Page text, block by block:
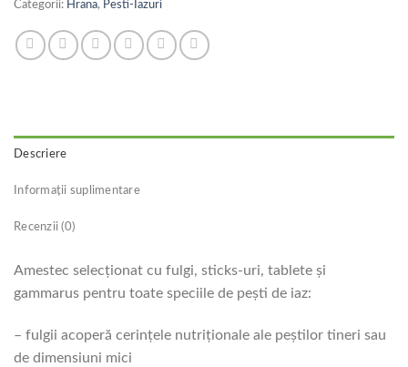
Categorii: Hrana, Pesti-Iazuri
Descriere
Informații suplimentare
Recenzii (0)
Amestec selecţionat cu fulgi, sticks-uri, tablete şi
gammarus pentru toate speciile de peşti de iaz:
– fulgii acoperă cerinţele nutriţionale ale peştilor tineri sau
de dimensiuni mici